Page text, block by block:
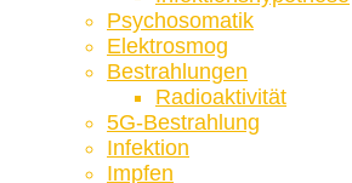
Psychosomatik
Elektrosmog
Bestrahlungen
Radioaktivität
5G-Bestrahlung
Infektion
Impfen